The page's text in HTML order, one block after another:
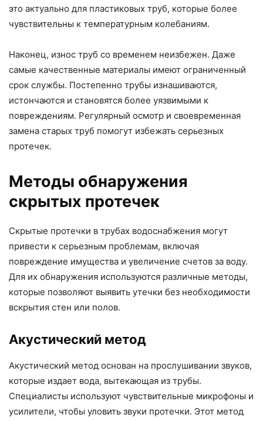
это актуально для пластиковых труб, которые более
чувствительны к температурным колебаниям.
Наконец, износ труб со временем неизбежен. Даже
самые качественные материалы имеют ограниченный
срок службы. Постепенно трубы изнашиваются,
истончаются и становятся более уязвимыми к
повреждениям. Регулярный осмотр и своевременная
замена старых труб помогут избежать серьезных
протечек.
Методы обнаружения
скрытых протечек
Скрытые протечки в трубах водоснабжения могут
привести к серьезным проблемам, включая
повреждение имущества и увеличение счетов за воду.
Для их обнаружения используются различные методы,
которые позволяют выявить утечки без необходимости
вскрытия стен или полов.
Акустический метод
Акустический метод основан на прослушивании звуков,
которые издает вода, вытекающая из трубы.
Специалисты используют чувствительные микрофоны и
усилители, чтобы уловить звуки протечки. Этот метод